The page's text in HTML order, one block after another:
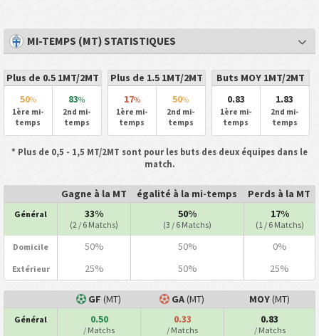
MI-TEMPS (MT) STATISTIQUES
Plus de 0.5 1MT/2MT
50%
1ère mi-
temps
83%
2nd mi-
temps
Plus de 1.5 1MT/2MT
17%
1ère mi-
temps
50%
2nd mi-
temps
Buts MOY 1MT/2MT
0.83
1ère mi-
temps
1.83
2nd mi-
temps
* Plus de 0,5 - 1,5 MT/2MT sont pour les buts des deux équipes dans le
match.
Gagne à la MT égalité à la mi-temps Perds à la MT
Général 33%
(2 / 6 Matchs)
50%
(3 / 6 Matchs)
17%
(1 / 6 Matchs)
Domicile 50% 50% 0%
Extérieur 25% 50% 25%
GF (MT) GA(MT) MOY(MT)
Général 0.50
/ Matchs
0.33
/ Matchs
0.83
/ Matchs